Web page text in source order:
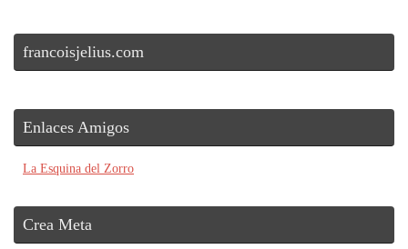
francoisjelius.com
Enlaces Amigos
La Esquina del Zorro
Crea Meta